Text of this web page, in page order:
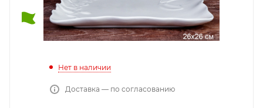
Нет в наличии
Доставка — по согласованию